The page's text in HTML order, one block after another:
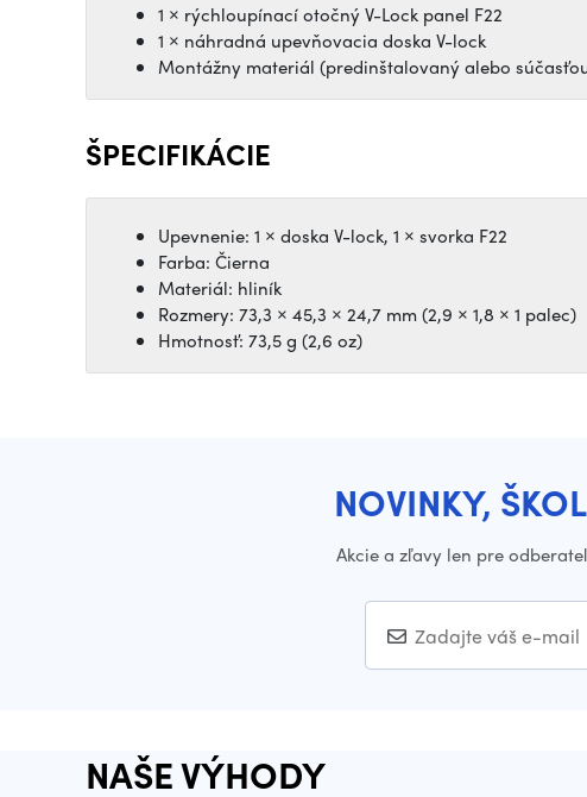
1 × rýchloupínací otočný V-Lock panel F22
1 × náhradná upevňovacia doska V-lock
Montážny materiál (predinštalovaný alebo
ŠPECIFIKÁCIE
Upevnenie: 1 × doska V-lock, 1 × svorka F22
Farba: Čierna
Materiál: hliník
Rozmery: 73,3 × 45,3 × 24,7 mm (2,9 × 1,8 × 1 palec)
Hmotnosť: 73,5 g (2,6 oz)
NOVINKY,
Akcie a zľavy len pre
NAŠE VÝHODY